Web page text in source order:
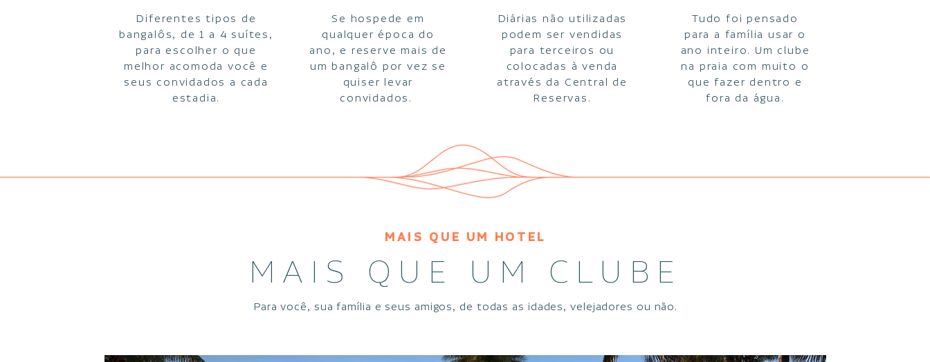
Diferentes tipos de
bangalôs, de 1 a 4 suítes,
para escolher o que
melhor acomoda você e
seus convidados a cada
estadia.
Se hospede em
qualquer época do
ano, e reserve mais de
um bangalô por vez se
quiser levar
convidados.
Diárias não utilizadas
podem ser vendidas
para terceiros ou
colocadas à venda
através da Central de
Reservas.
Tudo foi pensado
para a família usar o
ano inteiro. Um clube
na praia com muito o
que fazer dentro e
fora da água.
MAIS QUE UM HOTEL
MAIS QUE UM CLUBE
Para você, sua família e seus amigos, de todas as idades, velejadores ou não.